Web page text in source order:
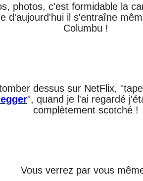
photos, c'est formidable la
d'aujourd'hui il s'entraîne
Columbu !
dessus sur NetFlix,
", quand je l'ai regardé
complètement scotché !
Vous verrez par vous